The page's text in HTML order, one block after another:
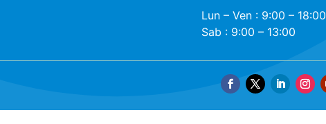
Lun – Ven : 9:00 – 18:00
Sab : 9:00 – 13:00